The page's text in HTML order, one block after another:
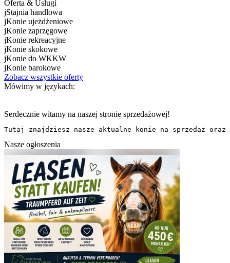
Oferta & Usługi
jStajnia handlowa
jKonie ujeżdżeniowe
jKonie zaprzęgowe
jKonie rekreacyjne
jKonie skokowe
jKonie do WKKW
jKonie barokowe
Zobacz wszystkie oferty
Mówimy w językach:
Serdecznie witamy na naszej stronie sprzedażowej!
Tutaj znajdziesz nasze aktualne konie na sprzedaż
Nasze ogłoszenia